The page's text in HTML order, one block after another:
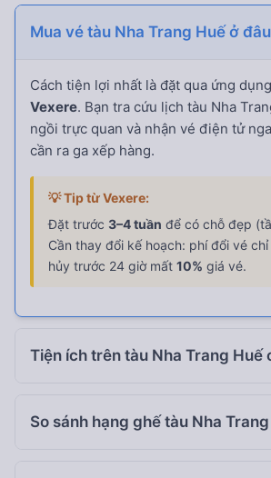
Mua vé tàu Nha Trang Huế ở
Cách tiện lợi nhất là đặt qua ứng
Vexere. Bạn tra cứu lịch tàu Nha
ngồi trực quan và nhận vé điện tử
cần ra ga xếp hàng.
💡 Tip từ Vexere:
Đặt trước 3–4 tuần để có chỗ đẹp
Cần thay đổi kế hoạch: phí đổi vé chỉ
hủy trước 24 giờ mất 10% giá vé.
Tiện ích trên tàu Nha Trang Huế
So sánh hạng ghế tàu Nha